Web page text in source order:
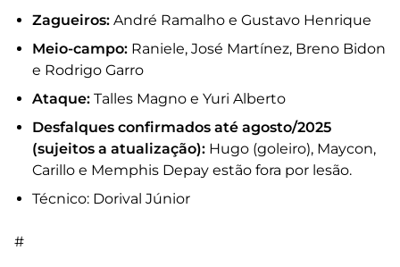
Zagueiros: André Ramalho e Gustavo Henrique
Meio-campo: Raniele, José Martínez, Breno Bidon
e Rodrigo Garro
Ataque: Talles Magno e Yuri Alberto
Desfalques confirmados até agosto/2025
(sujeitos a atualização): Hugo (goleiro), Maycon,
Carillo e Memphis Depay estão fora por lesão.
Técnico: Dorival Júnior
#